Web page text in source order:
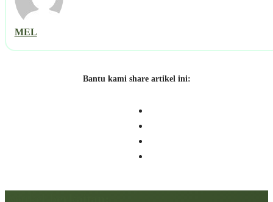
MEL
Bantu kami share artikel ini: